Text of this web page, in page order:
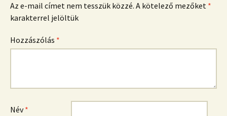
Az e-mail címet nem tesszük közzé. A kötelező mezőket *
karakterrel jelöltük
Hozzászólás *
Név*